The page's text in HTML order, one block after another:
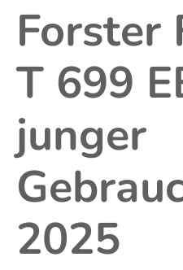
Forster
T 699
junger
2025